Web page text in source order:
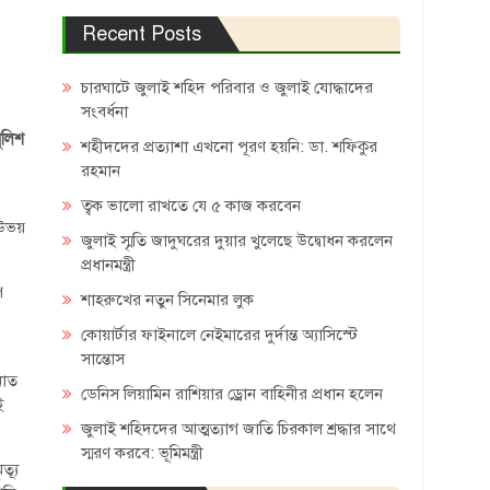
Recent Posts
চারঘাটে জুলাই শহিদ পরিবার ও জুলাই যোদ্ধাদের
সংবর্ধনা
শহীদদের প্রত্যাশা এখনো পূরণ হয়নি: ডা. শফিকুর
রহমান
ত্বক ভালো রাখতে যে ৫ কাজ করবেন
জুলাই স্মৃতি জাদুঘরের দুয়ার খুলেছে উদ্বোধন করলেন
প্রধানমন্ত্রী
শাহরুখের নতুন সিনেমার লুক
কোয়ার্টার ফাইনালে নেইমারের দুর্দান্ত অ্যাসিস্টে
সান্তোস
ডেনিস লিয়ামিন রাশিয়ার ড্রোন বাহিনীর প্রধান হলেন
জুলাই শহিদদের আত্মত্যাগ জাতি চিরকাল শ্রদ্ধার সাথে
স্মরণ করবে: ভূমিমন্ত্রী